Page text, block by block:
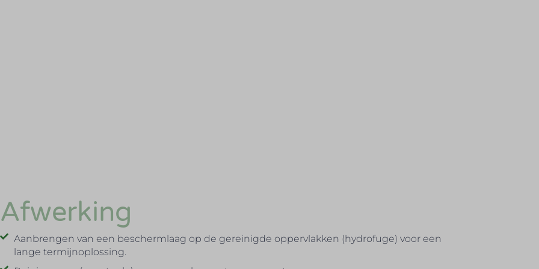
Afwerking
Aanbrengen van een beschermlaag op de gereinigde oppervlakken (hydrofuge) voor een
lange termijnoplossing.